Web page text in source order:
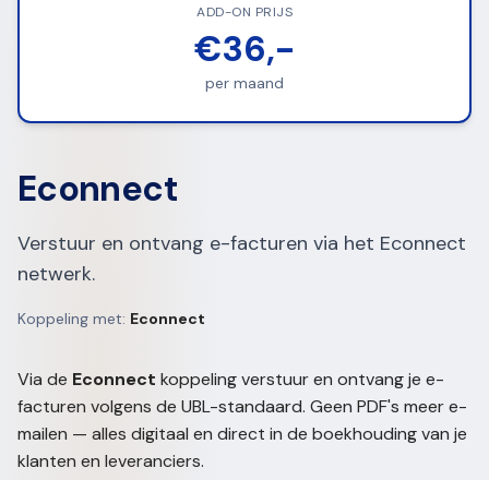
ADD-ON PRIJS
€36,-
per maand
Econnect
Verstuur en ontvang e-facturen via het Econnect
netwerk.
Koppeling met: Econnect
Via de Econnect koppeling verstuur en ontvang je e-
facturen volgens de UBL-standaard. Geen PDF's meer e-
mailen — alles digitaal en direct in de boekhouding van je
klanten en leveranciers.